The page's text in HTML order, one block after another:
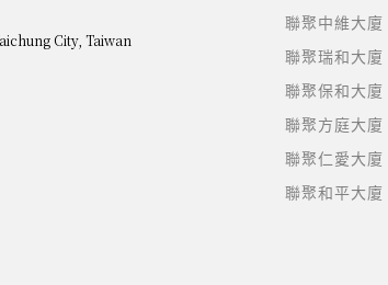
City, Taiwan
聯聚中維大廈
聯聚瑞和大廈
聯聚保和大廈
聯聚方庭大廈
聯聚仁愛大廈
聯聚和平大廈